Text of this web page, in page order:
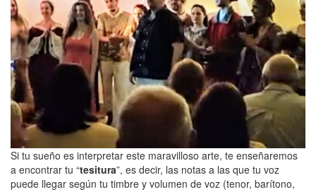
Si tu sueño es interpretar este maravilloso arte, te enseñaremos
a encontrar tu “tesitura”, es decir, las notas a las que tu voz
puede llegar según tu timbre y volumen de voz (tenor, barítono,